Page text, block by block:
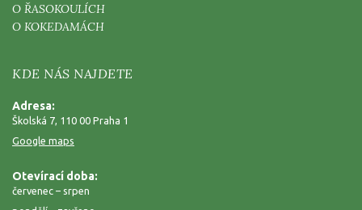
O ŘASOKOULÍCH
O KOKEDAMÁCH
KDE NÁS NAJDETE
Adresa:
Školská 7, 110 00 Praha 1
Google maps
Otevírací doba:
červenec – srpen